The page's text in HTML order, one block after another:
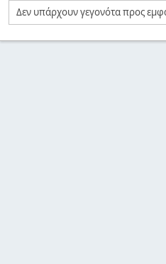
Δεν υπάρχουν γεγονότα προς